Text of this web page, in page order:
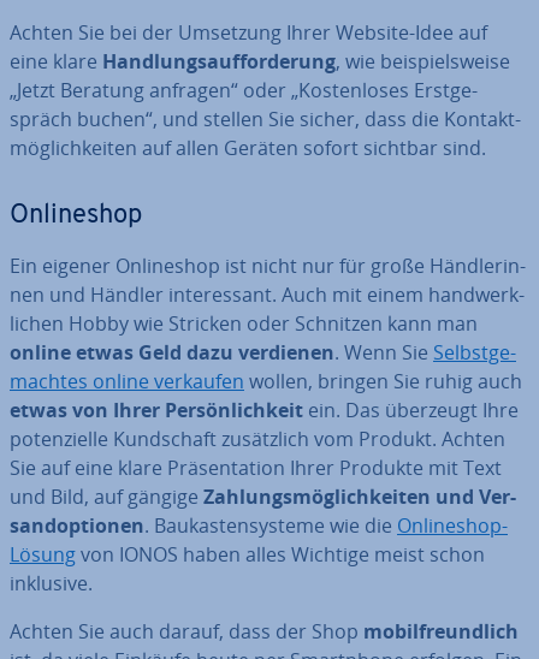
Achten Sie bei der Umsetzung Ihrer Website-Idee auf
eine klare Hand­lungs­auf­for­de­rung, wie bei­spiels­wei­se
„Jetzt Beratung anfragen“ oder „Kos­ten­lo­ses Erst­ge­
spräch buchen“, und stellen Sie sicher, dass die Kon­takt­
mög­lich­kei­ten auf allen Geräten sofort sichtbar sind.
On­line­shop
Ein eigener On­line­shop ist nicht nur für große Händ­le­rin­
nen und Händler in­ter­es­sant. Auch mit einem hand­werk­
li­chen Hobby wie Stricken oder Schnitzen kann man
online etwas Geld dazu verdienen. Wenn Sie Selbst­ge­
mach­tes online verkaufen wollen, bringen Sie ruhig auch
etwas von Ihrer Per­sön­lich­keit ein. Das überzeugt Ihre
po­ten­zi­el­le Kund­schaft zu­sätz­lich vom Produkt. Achten
Sie auf eine klare Prä­sen­ta­ti­on Ihrer Produkte mit Text
und Bild, auf gängige Zah­lungs­mög­lich­kei­ten und Ver­
sand­op­tio­nen. Bau­kas­ten­sys­te­me wie die On­line­shop-
Lösungvon IONOS haben alles Wichtige meist schon
inklusive.
Achten Sie auch darauf, dass der Shop mo­bil­freund­lich